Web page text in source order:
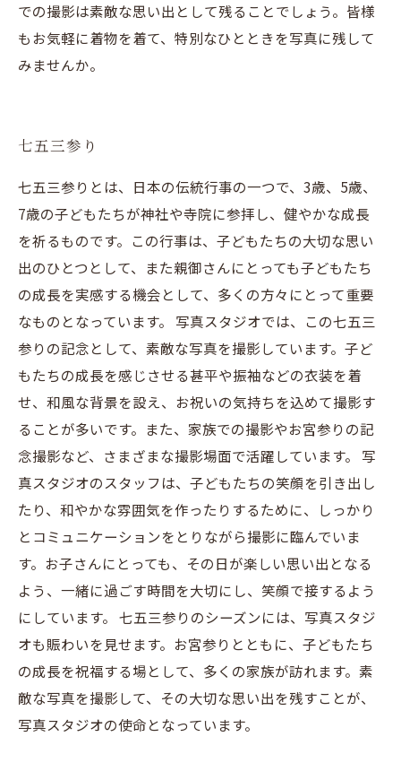
での撮影は素敵な思い出として残ることでしょう。皆様
もお気軽に着物を着て、特別なひとときを写真に残して
みませんか。
七五三参り
七五三参りとは、日本の伝統行事の一つで、3歳、5歳、
7歳の子どもたちが神社や寺院に参拝し、健やかな成長
を祈るものです。この行事は、子どもたちの大切な思い
出のひとつとして、また親御さんにとっても子どもたち
の成長を実感する機会として、多くの方々にとって重要
なものとなっています。 写真スタジオでは、この七五三
参りの記念として、素敵な写真を撮影しています。子ど
もたちの成長を感じさせる甚平や振袖などの衣装を着
せ、和風な背景を設え、お祝いの気持ちを込めて撮影す
ることが多いです。また、家族での撮影やお宮参りの記
念撮影など、さまざまな撮影場面で活躍しています。 写
真スタジオのスタッフは、子どもたちの笑顔を引き出し
たり、和やかな雰囲気を作ったりするために、しっかり
とコミュニケーションをとりながら撮影に臨んでいま
す。お子さんにとっても、その日が楽しい思い出となる
よう、一緒に過ごす時間を大切にし、笑顔で接するよう
にしています。 七五三参りのシーズンには、写真スタジ
オも賑わいを見せます。お宮参りとともに、子どもたち
の成長を祝福する場として、多くの家族が訪れます。素
敵な写真を撮影して、その大切な思い出を残すことが、
写真スタジオの使命となっています。